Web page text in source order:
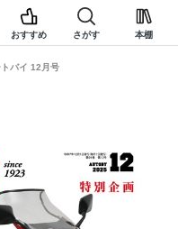
おすすめ さがす 本棚
トバイ 12月号